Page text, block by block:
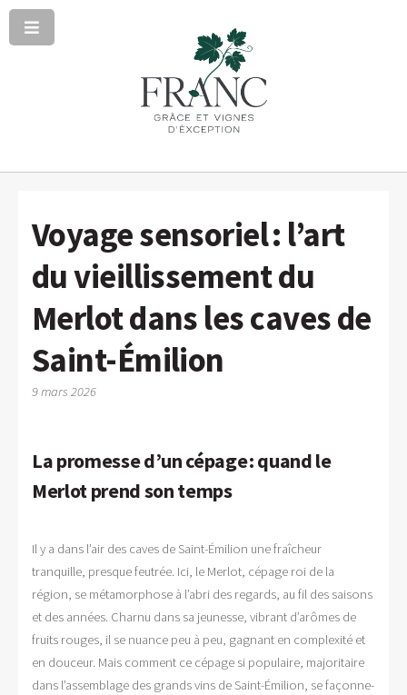
Voyage sensoriel : l’art
du vieillissement du
Merlot dans les caves de
Saint-Émilion
9 mars 2026
La promesse d’un cépage : quand le
Merlot prend son temps
Il y a dans l’air des caves de Saint-Émilion une fraîcheur
tranquille, presque feutrée. Ici, le Merlot, cépage roi de la
région, se métamorphose à l’abri des regards, au fil des saisons
et des années. Charnu dans sa jeunesse, vibrant d’arômes de
fruits rouges, il se nuance peu à peu, gagnant en complexité et
en douceur. Mais comment ce cépage si populaire, majoritaire
dans l’assemblage des grands vins de Saint-Émilion, se façonne-